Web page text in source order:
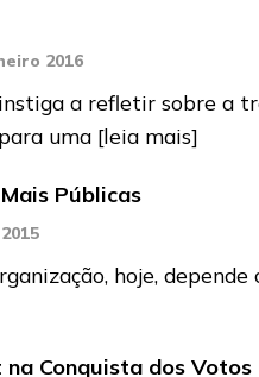
2016
a refletir sobre a
uma [leia mais]
Públicas
hoje,
Conquista dos